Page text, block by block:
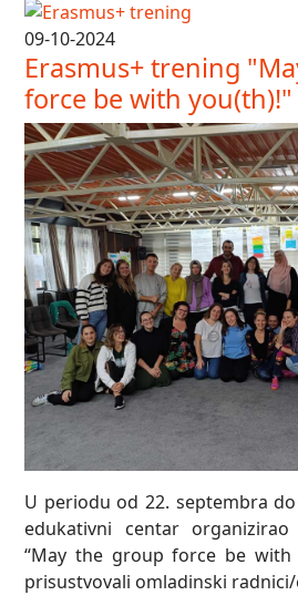
09-10-2024
Erasmus+ trening
force be with you(th)!"
U periodu od 22. septembra
edukativni centar
“May the group force be with
prisustvovali omladinski radnici/